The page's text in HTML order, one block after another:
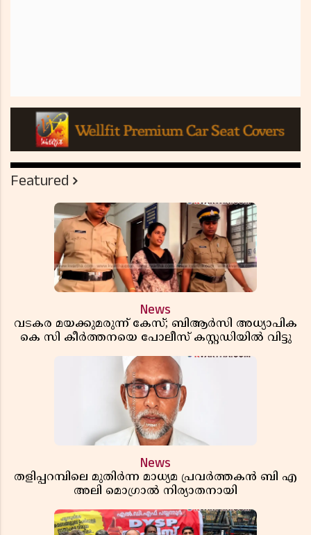
Featured
News
വടകര മയക്കുമരുന്ന് കേസ്; ബിആർസി അധ്യാപിക
കെ സി കീർത്തനയെ പോലീസ് കസ്റ്റഡിയിൽ വിട്ടു
News
തളിപ്പറമ്പിലെ മുതിർന്ന മാധ്യമ പ്രവർത്തകൻ ബി എ
അലി മൊഗ്രാൽ നിര്യാതനായി